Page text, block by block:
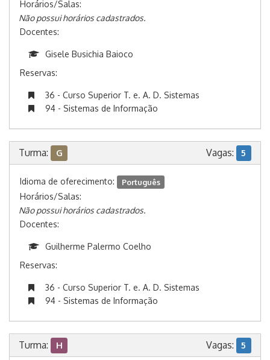
Horários/Salas:
Não possui horários cadastrados.
Docentes:
Gisele Busichia Baioco
Reservas:
36 - Curso Superior T. e. A. D. Sistemas
94 - Sistemas de Informação
Turma: G Vagas: 5
Idioma de oferecimento: Português
Horários/Salas:
Não possui horários cadastrados.
Docentes:
Guilherme Palermo Coelho
Reservas:
36 - Curso Superior T. e. A. D. Sistemas
94 - Sistemas de Informação
Turma: H Vagas: 5